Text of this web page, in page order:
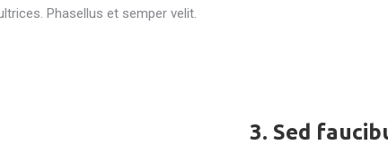
Phasellus et semper velit.
3. Sed